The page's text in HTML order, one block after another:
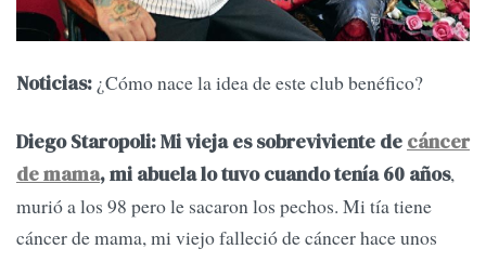
Noticias: ¿Cómo nace la idea de este club benéfico?
Diego Staropoli: Mi vieja es sobreviviente de cáncer
de mama, mi abuela lo tuvo cuando tenía 60 años,
murió a los 98 pero le sacaron los pechos. Mi tía tiene
cáncer de mama, mi viejo falleció de cáncer hace unos